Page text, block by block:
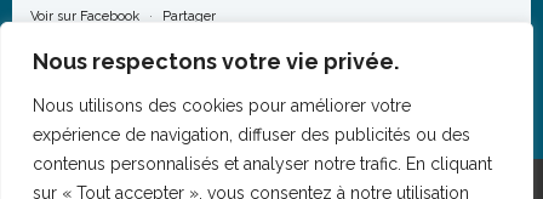
Nous respectons votre vie privée.
Nous utilisons des cookies pour améliorer votre
expérience de navigation, diffuser des publicités ou des
contenus personnalisés et analyser notre trafic. En cliquant
sur « Tout accepter », vous consentez à notre utilisation
Voir sur Facebook · Partager